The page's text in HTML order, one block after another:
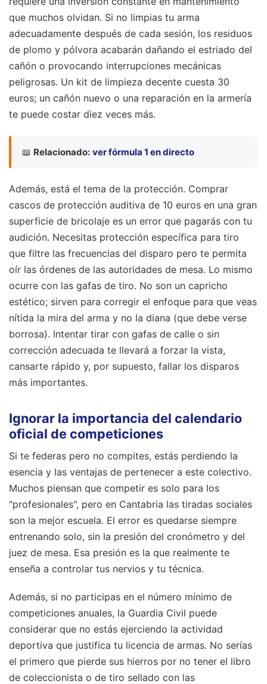
que muchos olvidan. Si no limpias tu arma
adecuadamente después de cada sesión, los residuos
de plomo y pólvora acabarán dañando el estriado del
cañón o provocando interrupciones mecánicas
peligrosas. Un kit de limpieza decente cuesta 30
euros; un cañón nuevo o una reparación en la armería
te puede costar diez veces más.
📖 Relacionado: ver fórmula 1 en directo
Además, está el tema de la protección. Comprar
cascos de protección auditiva de 10 euros en una gran
superficie de bricolaje es un error que pagarás con tu
audición. Necesitas protección específica para tiro
que filtre las frecuencias del disparo pero te permita
oír las órdenes de las autoridades de mesa. Lo mismo
ocurre con las gafas de tiro. No son un capricho
estético; sirven para corregir el enfoque para que veas
nítida la mira del arma y no la diana (que debe verse
borrosa). Intentar tirar con gafas de calle o sin
corrección adecuada te llevará a forzar la vista,
cansarte rápido y, por supuesto, fallar los disparos
más importantes.
Ignorar la importancia del calendario
oficial de competiciones
Si te federas pero no compites, estás perdiendo la
esencia y las ventajas de pertenecer a este colectivo.
Muchos piensan que competir es solo para los
"profesionales", pero en Cantabria las tiradas sociales
son la mejor escuela. El error es quedarse siempre
entrenando solo, sin la presión del cronómetro y del
juez de mesa. Esa presión es la que realmente te
enseña a controlar tus nervios y tu técnica.
Además, si no participas en el número mínimo de
competiciones anuales, la Guardia Civil puede
considerar que no estás ejerciendo la actividad
deportiva que justifica tu licencia de armas. No serías
el primero que pierde sus hierros por no tener el libro
de coleccionista o de tiro sellado con las